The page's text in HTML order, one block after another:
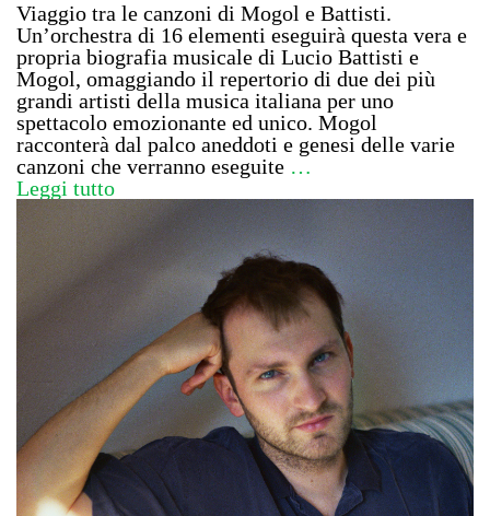
Viaggio tra le canzoni di Mogol e Battisti.
Un’orchestra di 16 elementi eseguirà questa vera e
propria biografia musicale di Lucio Battisti e
Mogol, omaggiando il repertorio di due dei più
grandi artisti della musica italiana per uno
spettacolo emozionante ed unico. Mogol
racconterà dal palco aneddoti e genesi delle varie
canzoni che verranno eseguite …
Leggi tutto